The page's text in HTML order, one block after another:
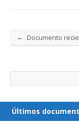
← Documento
Buscar
Últimos